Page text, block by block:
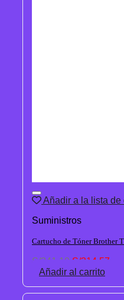
Añadir a la lista de
Suministros
Cartucho de Tóner Brother
S/341.10 El
precio
era:
S/314.57
es:
Añadir al carrito